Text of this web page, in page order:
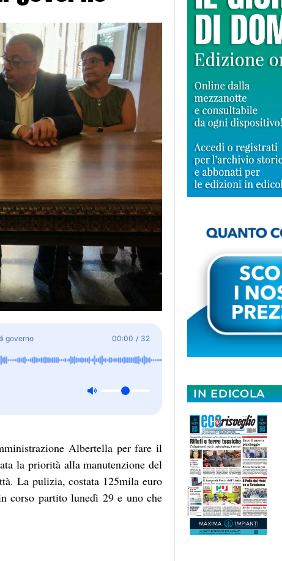
governo 00:00 / 32
Albertella per fare il
la priorità alla manutenzione del
La pulizia, costata 125mila euro
corso partito lunedì 29 e uno che
IN EDICOLA